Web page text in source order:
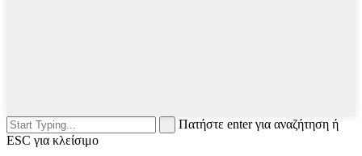
Πατήστε enter για αναζήτηση ή
ESC για κλείσιμο